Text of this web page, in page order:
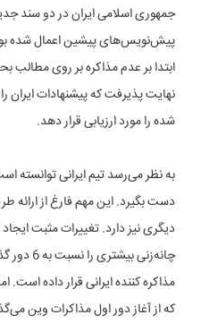
جمهوری اسلامی ایران در دو سند
پیش‌نویس‌های پیشین اعمال شده
ابتدا بر عدم مذاکره بر روی
نهایت پذیرفت که پیشنهادات ایران
شده را مورد ارزیابی قرار دهد.
به نظر می‌رسد تیم ایرانی توانسته
دست بگیرد. این مهم فارغ از ارائه
دیگری نیز دارد. تغییرات مثبت
چانه‌زنی
مذاکره کننده ایرانی قرار داده
که از آغاز دور اول مذاکرات وین